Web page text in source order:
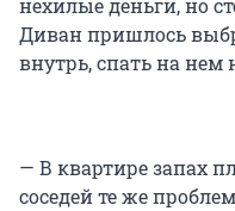
нехилые деньги, но
Диван пришлось
внутрь, спать на нем
— В квартире запах
соседей те же